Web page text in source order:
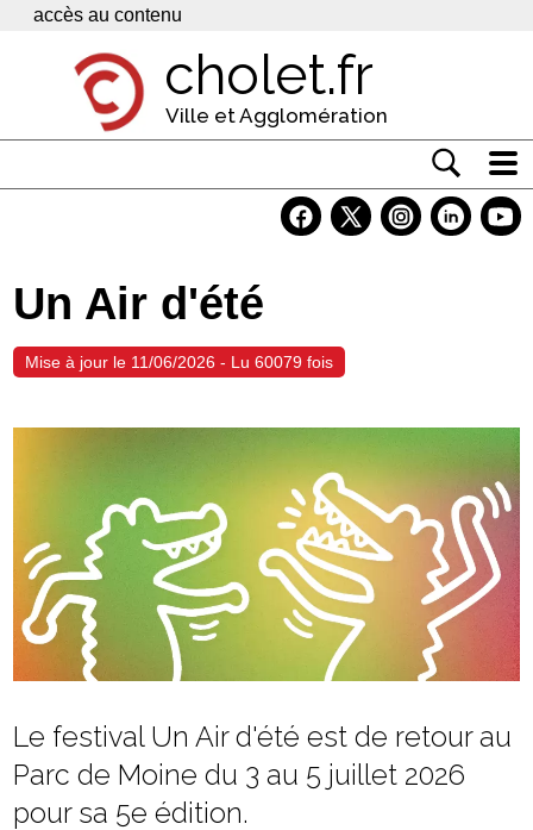
Panneau de gestion des cookies
accès au contenu
cholet.fr
Ville et Agglomération
Economie
Services
Un Air d'été
Mise à jour le 11/06/2026 - Lu 60079 fois
Le festival Un Air d'été est de retour au
Parc de Moine du 3 au 5 juillet 2026
pour sa 5e édition.